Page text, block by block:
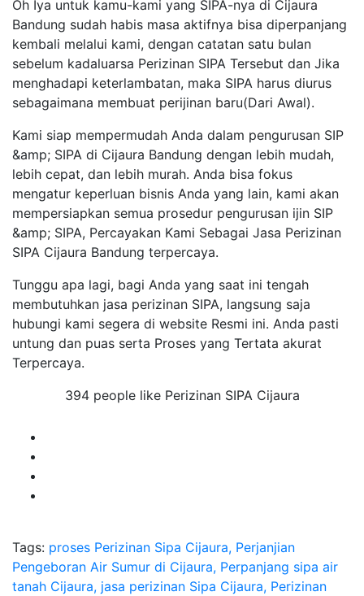
Oh Iya untuk kamu-kami yang SIPA-nya di Cijaura
Bandung sudah habis masa aktifnya bisa diperpanjang
kembali melalui kami, dengan catatan satu bulan
sebelum kadaluarsa Perizinan SIPA Tersebut dan Jika
menghadapi keterlambatan, maka SIPA harus diurus
sebagaimana membuat perijinan baru(Dari Awal).
Kami siap mempermudah Anda dalam pengurusan SIP
&amp; SIPA di Cijaura Bandung dengan lebih mudah,
lebih cepat, dan lebih murah. Anda bisa fokus
mengatur keperluan bisnis Anda yang lain, kami akan
mempersiapkan semua prosedur pengurusan ijin SIP
&amp; SIPA, Percayakan Kami Sebagai Jasa Perizinan
SIPA Cijaura Bandung terpercaya.
Tunggu apa lagi, bagi Anda yang saat ini tengah
membutuhkan jasa perizinan SIPA, langsung saja
hubungi kami segera di website Resmi ini. Anda pasti
untung dan puas serta Proses yang Tertata akurat
Terpercaya.
394 people like Perizinan SIPA Cijaura
Tags: proses Perizinan Sipa Cijaura, Perjanjian
Pengeboran Air Sumur di Cijaura, Perpanjang sipa air
tanah Cijaura, jasa perizinan Sipa Cijaura, Perizinan